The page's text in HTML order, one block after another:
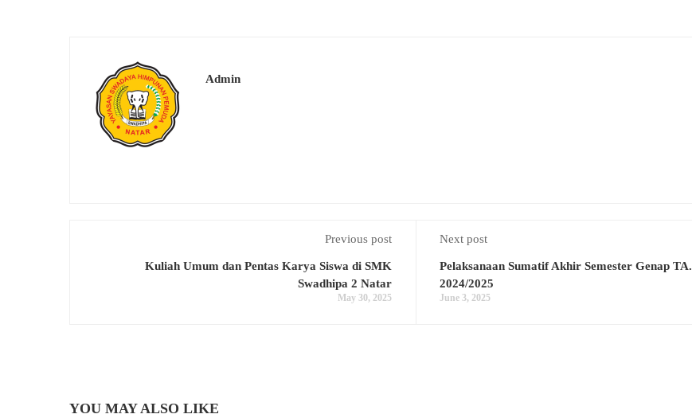
Admin
Previous post
Kuliah Umum dan Pentas Karya Siswa di SMK
Swadhipa 2 Natar
May 30, 2025
Next post
Pelaksanaan Sumatif Akhir Semester Genap TA.
2024/2025
June 3, 2025
YOU MAY ALSO LIKE